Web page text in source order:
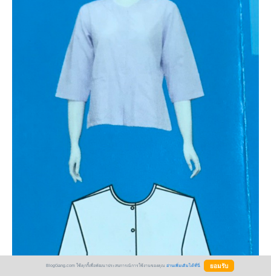
BlogGang.com ใช้คุกกี้เพื่อพัฒนาประสบการณ์การใช้งานของคุณ อ่านเพิ่มเติมได้ที่นี่